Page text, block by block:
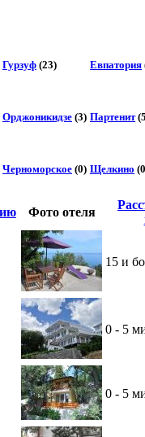
Гурзуф (23) Евпатория
Орджоникидзе (3) Партенит
Черноморское (0) Щелкино
Фото отеля
15 и
0 - 5
0 - 5